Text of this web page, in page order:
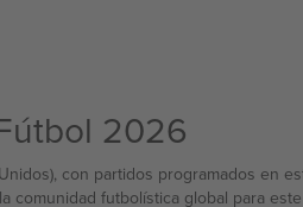
2026
con partidos programados en
futbolística global para